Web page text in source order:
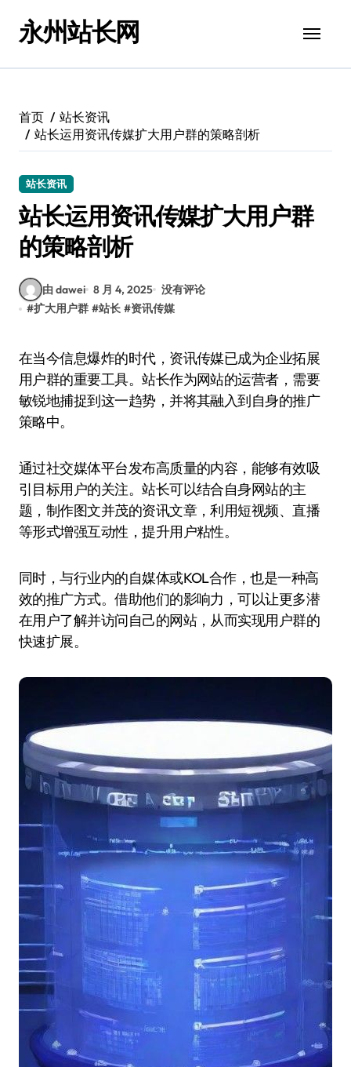
永州站长网
首页
站长资讯
站长运用资讯传媒扩大用户群的策略剖析
站长资讯
站长运用资讯传媒扩大用户群
的策略剖析
由 dawei 8 月 4, 2025 没有评论
#扩大用户群 #站长 #资讯传媒
在当今信息爆炸的时代，资讯传媒已成为企业拓展
用户群的重要工具。站长作为网站的运营者，需要
敏锐地捕捉到这一趋势，并将其融入到自身的推广
策略中。
通过社交媒体平台发布高质量的内容，能够有效吸
引目标用户的关注。站长可以结合自身网站的主
题，制作图文并茂的资讯文章，利用短视频、直播
等形式增强互动性，提升用户粘性。
同时，与行业内的自媒体或KOL合作，也是一种高
效的推广方式。借助他们的影响力，可以让更多潜
在用户了解并访问自己的网站，从而实现用户群的
快速扩展。